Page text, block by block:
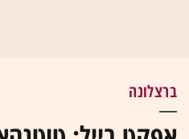
ברצלונה